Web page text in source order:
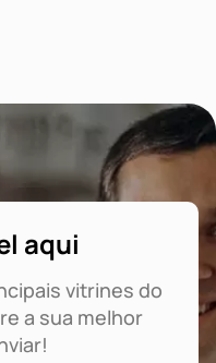
aqui
vitrines do
a sua melhor